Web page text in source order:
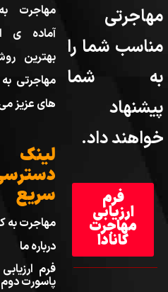
مهاجرتی
مناسب شما را
به شما
پیشنهاد
خواهند داد.
فرم
ارزیابی
مهاجرت
کانادا
مهاجرت به
آماده ی
بهترین
مهاجرتی
های عزیز
لینک
سریع
مهاجرت به
درباره ما
فرم
پاسورت دوم